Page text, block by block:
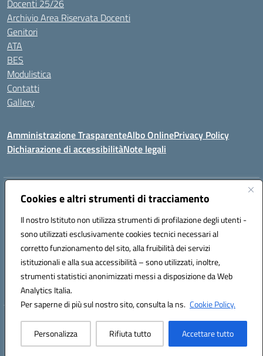
Cookies e altri strumenti di tracciamento
Il nostro Istituto non utilizza strumenti di profilazione degli utenti -
sono utilizzati esclusivamente cookies tecnici necessari al
corretto funzionamento del sito, alla fruibilità dei servizi
istituzionali e alla sua accessibilità – sono utilizzati, inoltre,
strumenti statistici anonimizzati messi a disposizione da Web
Analytics Italia.
Per saperne di più sul nostro sito, consulta la ns. Cookie Policy.
Personalizza Rifiuta tutto Accettare tutto
Docenti 25/26
Archivio Area Riservata Docenti
Genitori
ATA
BES
Modulistica
Contatti
Gallery
Amministrazione TrasparenteAlbo OnlinePrivacy Policy
Dichiarazione di accessibilitàNote legali
Indirizzo:Via Coniugi Crigna – Cap. 89861 – Tropea (VV)
Posta elettronica certificata (PEC):vvic82200d@pec.istruzione.it
Codice fiscale: 96012410799
Codice meccanografico:VVIC82200D
Codice Indice delle Pubbliche Amministrazioni (IPA): istsc_vvic82200d
Codice unico di fatturazione (CUF): UFUKAE
Hosting & Powered by 3D Solution S.r.l.
Concept & Design by Designers Italia